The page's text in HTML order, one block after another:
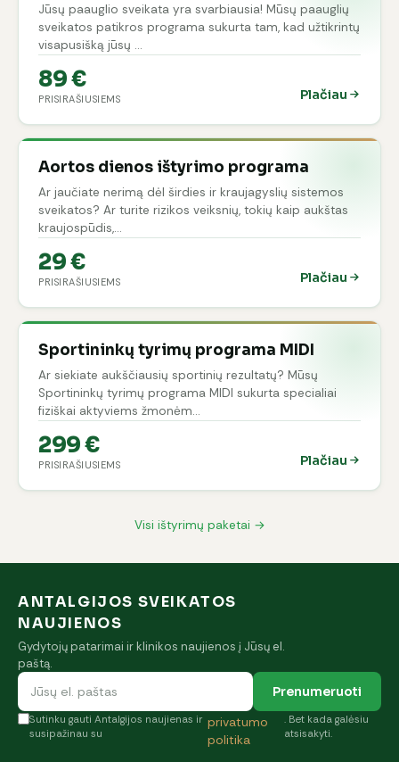
Jūsų paauglio sveikata yra svarbiausia! Mūsų paauglių
sveikatos patikros programa sukurta tam, kad užtikrintų
visapusišką jūsų …
89 €
PRISIRAŠIUSIEMS Plačiau
Aortos dienos ištyrimo programa
Ar jaučiate nerimą dėl širdies ir kraujagyslių sistemos
sveikatos? Ar turite rizikos veiksnių, tokių kaip aukštas
kraujospūdis,…
29 €
PRISIRAŠIUSIEMS Plačiau
Sportininkų tyrimų programa MIDI
Ar siekiate aukščiausių sportinių rezultatų? Mūsų
Sportininkų tyrimų programa MIDI sukurta specialiai
fiziškai aktyviems žmonėm…
299 €
PRISIRAŠIUSIEMS Plačiau
Visi ištyrimų paketai →
ANTALGIJOS SVEIKATOS
NAUJIENOS
Gydytojų patarimai ir klinikos naujienos į Jūsų el.
paštą.
Prenumeruoti
Sutinku gauti Antalgijos naujienas ir
susipažinau su
privatumo
politika
. Bet kada galėsiu
atsisakyti.